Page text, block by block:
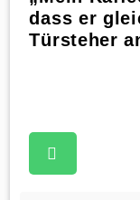
dass er
Türsteher